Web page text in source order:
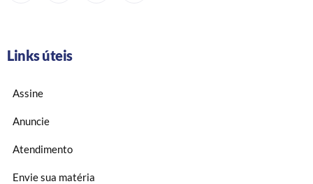
Links úteis
Assine
Anuncie
Atendimento
Envie sua matéria